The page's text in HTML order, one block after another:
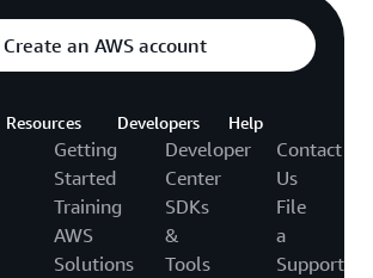
Create an AWS account
Resources
Getting
Started
Training
AWS
Solutions
Developers
Developer
Center
SDKs
&
Tools
Help
Contact
Us
File
a
Support